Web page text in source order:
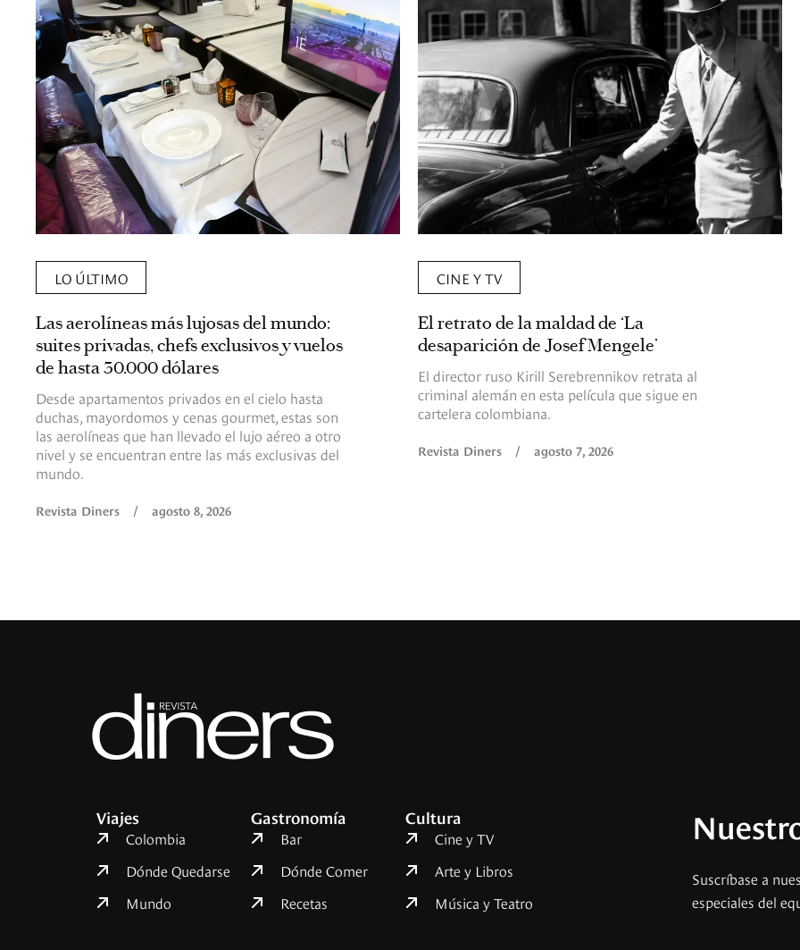
LO ÚLTIMO
Las aerolíneas más lujosas del mundo:
suites privadas, chefs exclusivos y vuelos
de hasta 30.000 dólares
Desde apartamentos privados en el cielo hasta
duchas, mayordomos y cenas gourmet, estas son
las aerolíneas que han llevado el lujo aéreo a otro
nivel y se encuentran entre las más exclusivas del
mundo.
Revista Diners / agosto 8, 2026
CINE Y TV
El retrato de la maldad de ‘La
desaparición de Josef Mengele’
El director ruso Kirill Serebrennikov retrata al
criminal alemán en esta película que sigue en
cartelera colombiana.
Revista Diners / agosto 7, 2026
Viajes
Colombia
Dónde Quedarse
Mundo
Gastronomía
Bar
Dónde Comer
Recetas
Cultura
Cine y TV
Arte y Libros
Música y Teatro
Suscríbase a
especiales del